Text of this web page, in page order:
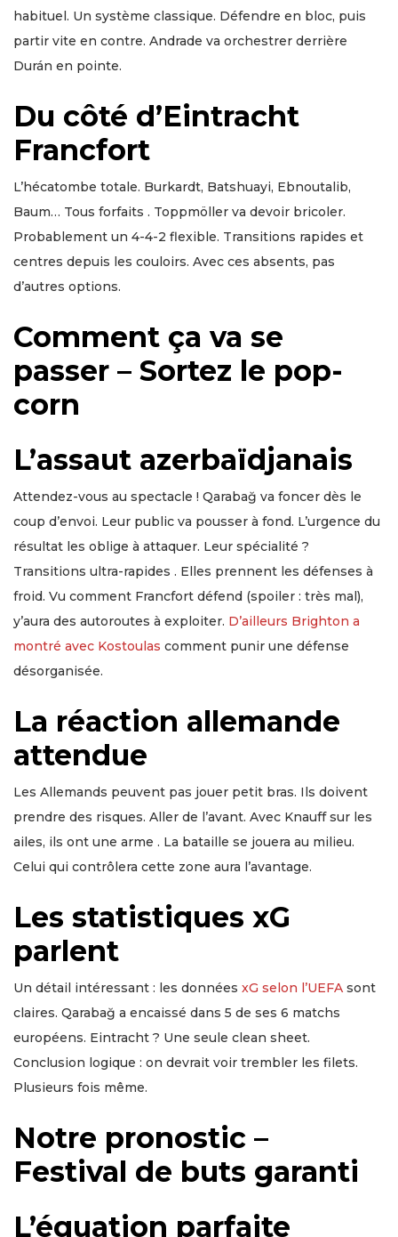
habituel. Un système classique. Défendre en bloc, puis
partir vite en contre. Andrade va orchestrer derrière
Durán en pointe.
Du côté d’Eintracht
Francfort
L’hécatombe totale. Burkardt, Batshuayi, Ebnoutalib,
Baum… Tous forfaits . Toppmöller va devoir bricoler.
Probablement un 4-4-2 flexible. Transitions rapides et
centres depuis les couloirs. Avec ces absents, pas
d’autres options.
Comment ça va se
passer – Sortez le pop-
corn
L’assaut azerbaïdjanais
Attendez-vous au spectacle ! Qarabağ va foncer dès le
coup d’envoi. Leur public va pousser à fond. L’urgence du
résultat les oblige à attaquer. Leur spécialité ?
Transitions ultra-rapides . Elles prennent les défenses à
froid. Vu comment Francfort défend (spoiler : très mal),
y’aura des autoroutes à exploiter. D’ailleurs Brighton a
montré avec Kostoulas comment punir une défense
désorganisée.
La réaction allemande
attendue
Les Allemands peuvent pas jouer petit bras. Ils doivent
prendre des risques. Aller de l’avant. Avec Knauff sur les
ailes, ils ont une arme . La bataille se jouera au milieu.
Celui qui contrôlera cette zone aura l’avantage.
Les statistiques xG
parlent
Un détail intéressant : les données xG selon l’UEFA sont
claires. Qarabağ a encaissé dans 5 de ses 6 matchs
européens. Eintracht ? Une seule clean sheet.
Conclusion logique : on devrait voir trembler les filets.
Plusieurs fois même.
Notre pronostic –
Festival de buts garanti
L’équation parfaite